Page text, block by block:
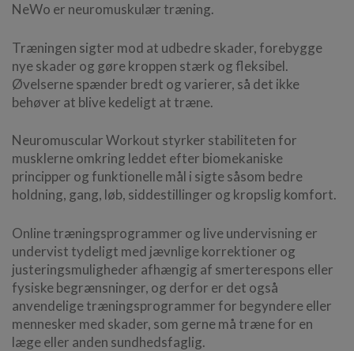
NeWo er neuromuskulær træning.
Træningen sigter mod at udbedre skader, forebygge
nye skader og gøre kroppen stærk og fleksibel.
Øvelserne spænder bredt og varierer, så det ikke
behøver at blive kedeligt at træne.
Neuromuscular Workout styrker stabiliteten for
musklerne omkring leddet efter biomekaniske
principper og funktionelle mål i sigte såsom bedre
holdning, gang, løb, siddestillinger og kropslig komfort.
Online træningsprogrammer og live undervisning er
undervist tydeligt med jævnlige korrektioner og
justeringsmuligheder afhængig af smerterespons eller
fysiske begrænsninger, og derfor er det også
anvendelige træningsprogrammer for begyndere eller
mennesker med skader, som gerne må træne for en
læge eller anden sundhedsfaglig.